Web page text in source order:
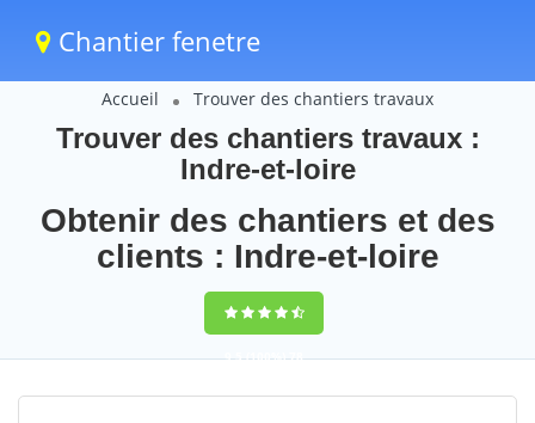
Chantier fenetre
Accueil Trouver des chantiers travaux
Trouver des chantiers travaux :
Indre-et-loire
Obtenir des chantiers et des
clients : Indre-et-loire
9,5(100%)78
votes